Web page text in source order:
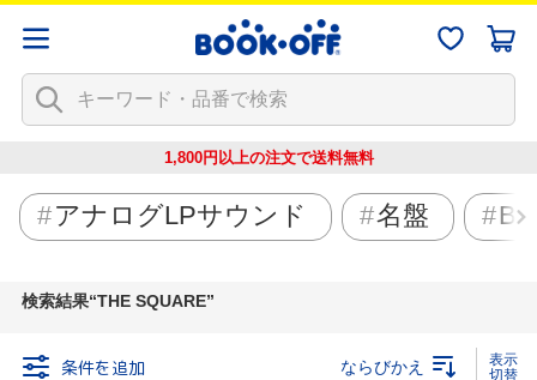
1,800円以上の注文で送料無料
アナログLPサウンド 名盤
検索結果 THE SQUARE
条件を追加 ならびかえ